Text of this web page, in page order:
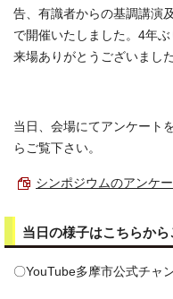
告、有識者からの基調講演
で開催いたしました。4年
来場ありがとうございました
当日、会場にてアンケート
らご覧下さい。
シンポジウムのアンケ
当日の様子はこちらか
〇YouTube多摩市公式チャ